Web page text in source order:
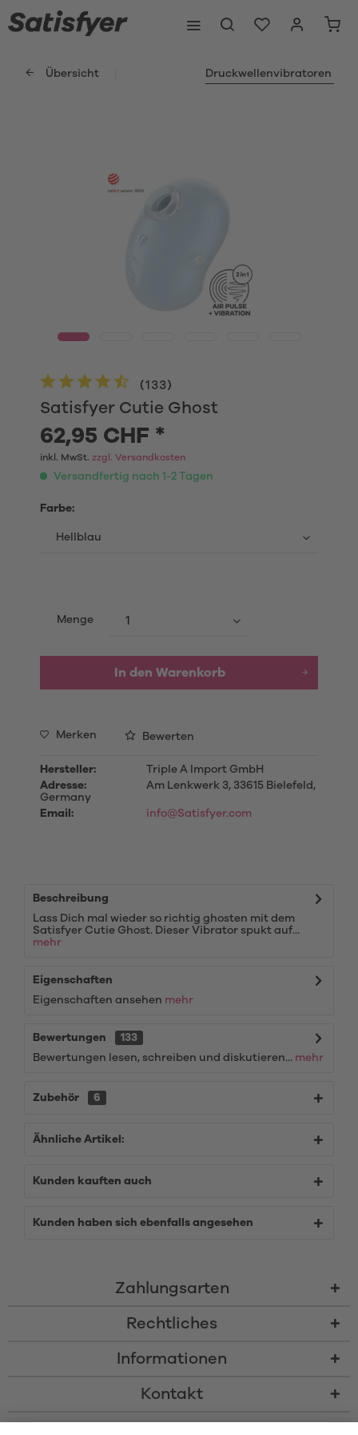
Übersicht Druckwellenvibratoren
Satisfyer Cutie Ghost
(133)
62,95 CHF *
inkl. MwSt. zzgl. Versandkosten
Versandfertig nach 1-2 Tagen
Farbe:
Menge
In den Warenkorb
Merken Bewerten
Hersteller:
Triple A Import GmbH
Adresse:
Am Lenkwerk 3, 33615 Bielefeld,
Germany
Email:
info@Satisfyer.com
Beschreibung
Lass Dich mal wieder so richtig ghosten mit dem
Satisfyer Cutie Ghost. Dieser Vibrator spukt auf...
mehr
Eigenschaften
Eigenschaften ansehen mehr
Bewertungen
133
Bewertungen lesen, schreiben und diskutieren... mehr
Zubehör 6
Ähnliche Artikel:
Kunden kauften auch
Kunden haben sich ebenfalls angesehen
Zahlungsarten
Rechtliches
Informationen
Kontakt